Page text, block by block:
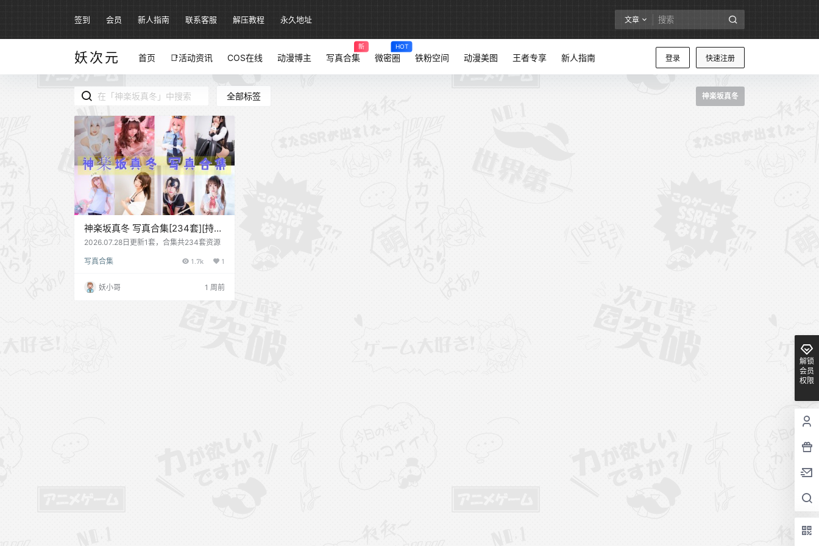
签到 会员 新人指南 联系客服 解压教程 永久地址 文章
妖次元 登录 快速注册
首页 📑活动资讯 COS在线 动漫博主 写真合集
新
微密圈
HOT
铁粉空间 动漫美图 王者专享 新人指南
全部标签 神楽坂真冬
神楽坂真冬 写真合集[234套][持续
更新]
2026.07.28日更新1套，合集共234套资源
写真合集 1.7k 1
妖小哥 1 周前
解锁
会员
权限